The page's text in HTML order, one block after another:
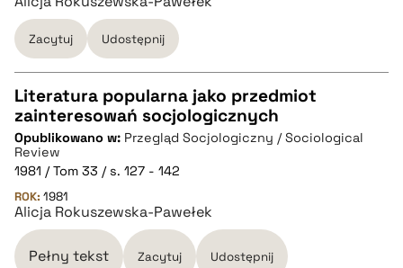
BIBTEX
pobierz cytat
Zacytuj Udostępnij
CZYSTY TEKST
pobierz cytat
BIBTEX
Literatura popularna jako przedmiot
zainteresowań socjologicznych
Opublikowano w: Przegląd Socjologiczny / Sociological
Review
1981 / Tom 33 / s. 127 - 142
ROK: 1981
Alicja Rokuszewska-Pawełek
Pełny tekst Zacytuj Udostępnij